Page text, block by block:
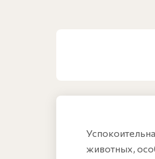
животных,